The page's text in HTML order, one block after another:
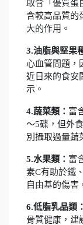
取含「優質蛋
含較高品質的
大的作用。
3.油脂與堅果
心血管問題，
近日來的食安
示。
4.蔬菜類 ： 富
～5碟，但外
別攝取過量蔬
5.水果類 ： 富
素C有助於鐵
自由基的傷害
6.低脂乳品類 ：
骨質健康，建